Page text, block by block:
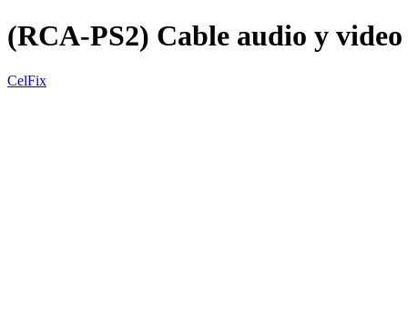
(RCA-PS2) Cable audio y
CelFix